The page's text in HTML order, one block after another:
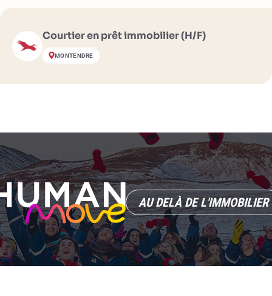
Courtier en prêt immobilier (H/F)
MONTENDRE
AU DELÀ DE L'IMMOBILIER